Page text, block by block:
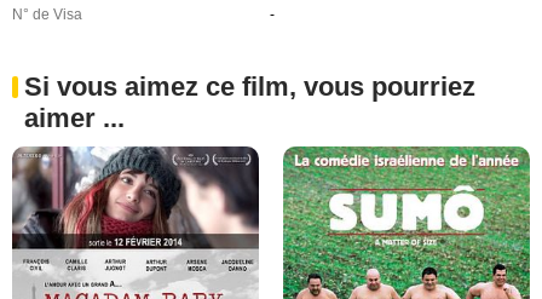
N° de Visa
-
Si vous aimez ce film, vous pourriez
aimer ...